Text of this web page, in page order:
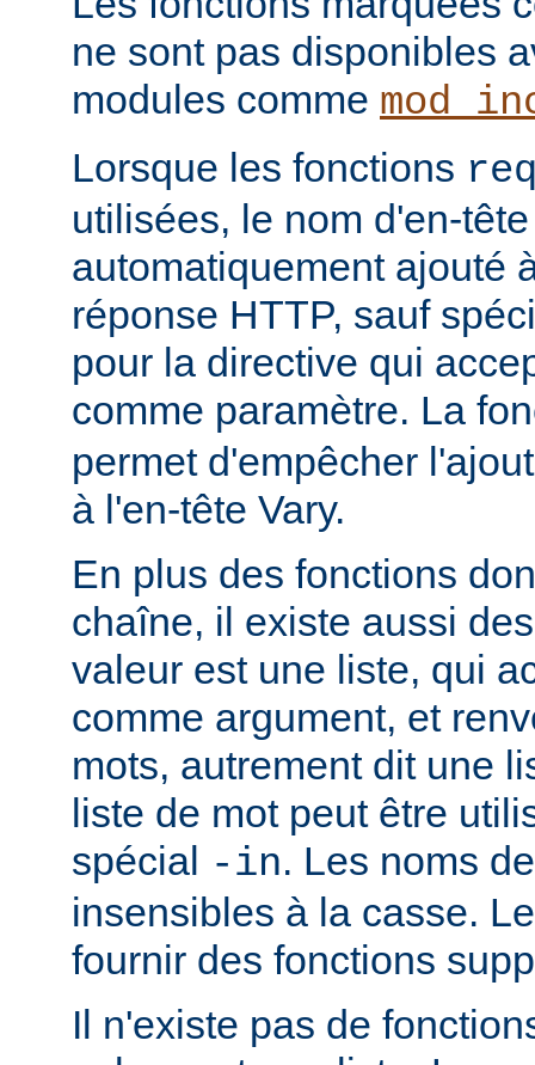
ne sont pas disponibles
modules comme
Lorsque les fonctions
utilisées, le nom d'en-
automatiquement ajouté
réponse HTTP, sauf
pour la directive qui
comme paramètre. La
permet d'empêcher
à l'en-tête Vary.
En plus des fonctions
chaîne, il existe aussi
valeur est une liste, qui
comme argument, et
mots, autrement dit une
liste de mot peut être
spécial -in. Les noms
insensibles à la casse.
fournir des fonctions
Il n'existe pas de